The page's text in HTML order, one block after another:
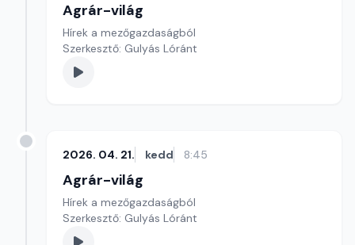
Agrár-világ
Hírek a mezőgazdaságból
Szerkesztő: Gulyás Lóránt
2026. 04. 21. kedd 8:45
Agrár-világ
Hírek a mezőgazdaságból
Szerkesztő: Gulyás Lóránt